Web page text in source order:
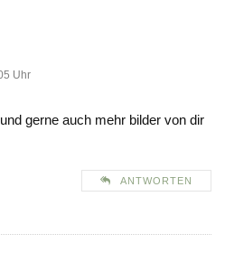
Uhr
gerne auch mehr bilder von dir
ANTWORTEN